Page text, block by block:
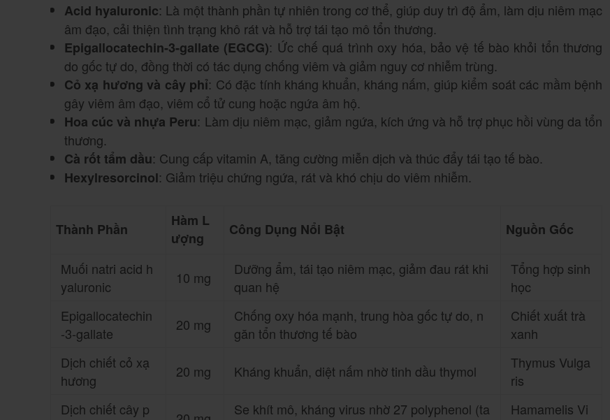
Acid hyaluronic: Là một thành phần tự nhiên trong cơ thể, giúp duy trì độ ẩm, làm dịu niêm mạc
âm đạo, cải thiện tình trạng khô rát và hỗ trợ tái tạo mô tổn thương.
Epigallocatechin-3-gallate (EGCG): Ức chế quá trình oxy hóa, bảo vệ tế bào khỏi tổn thương
do gốc tự do, đồng thời có tác dụng chống viêm và giảm nguy cơ nhiễm trùng.
Cỏ xạ hương và cây phỉ: Có đặc tính kháng khuẩn, kháng nấm, giúp kiểm soát các mầm bệnh
gây viêm âm đạo, viêm cổ tử cung hoặc ngứa âm hộ.
Hoa cúc và nhựa Peru: Làm dịu niêm mạc, giảm ngứa, kích ứng và hỗ trợ phục hồi vùng da tổn
thương.
Cà rốt tẩm dầu: Cung cấp vitamin A, tăng cường miễn dịch và thúc đẩy tái tạo tế bào.
Hexylresorcinol: Giảm triệu chứng ngứa, rát và khó chịu do viêm nhiễm.
Thành Phần
Hàm L
ượng
Công Dụng Nổi Bật Nguồn Gốc
Muối natri acid h
yaluronic
10 mg
Dưỡng ẩm, tái tạo niêm mạc, giảm đau rát khi
quan hệ
Tổng hợp sinh
học
Epigallocatechin
-3-gallate
20 mg
Chống oxy hóa mạnh, trung hòa gốc tự do, n
găn tổn thương tế bào
Chiết xuất trà
xanh
Dịch chiết cỏ xạ
hương
20 mg Kháng khuẩn, diệt nấm nhờ tinh dầu thymol
Thymus Vulga
ris
Dịch chiết cây p
Se khít mô, kháng virus nhờ 27 polyphenol (ta
Hamamelis Vi